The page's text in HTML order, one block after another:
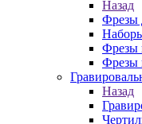
Назад
Фрезы
Фрезы
Фрезы
Назад